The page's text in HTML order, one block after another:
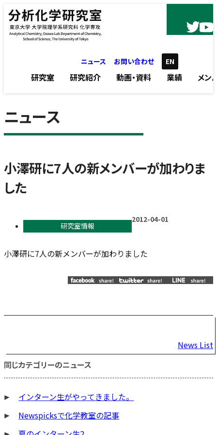
内容をスキップ
ニュース お問い合わせ EN
研究室 研究紹介 動画・資料 業績 メン
ニュース
小澤研に7人の新メンバーが加わりま
した
研究室情報
2012-04-01
小澤研に7人の新メンバーが加わりました
ゲ
ー
News List
同じカテゴリーのニュース
インターン生がやってきました。
Newspicksで化学教室の記事